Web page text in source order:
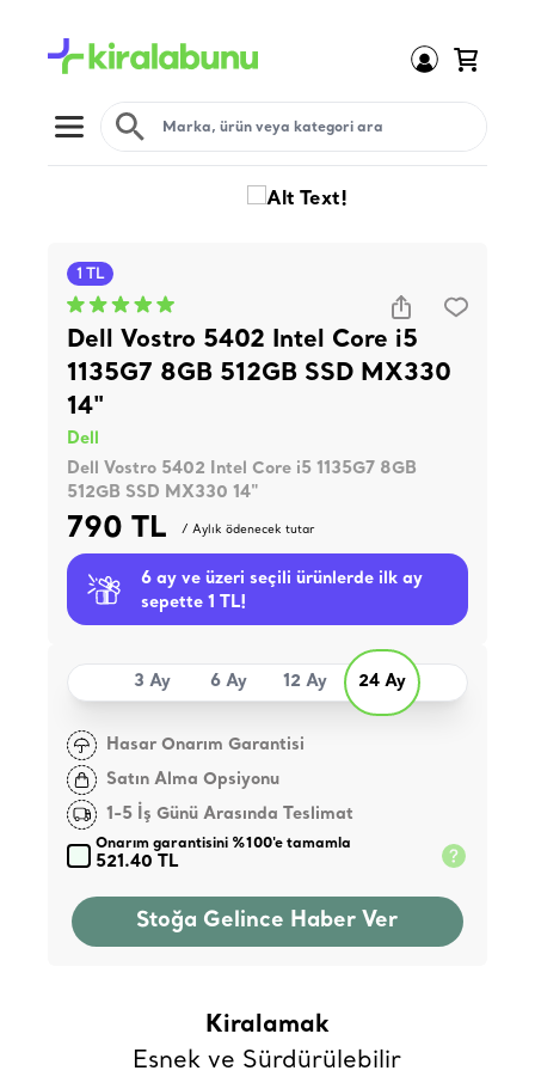
Open menu
1 TL
Dell Vostro 5402 Intel Core i5
1135G7 8GB 512GB SSD MX330
14"
Dell
Dell Vostro 5402 Intel Core i5 1135G7 8GB
512GB SSD MX330 14"
790 TL / Aylık ödenecek tutar
6 ay ve üzeri seçili ürünlerde ilk ay
sepette 1 TL!
3 Ay 6 Ay 12 Ay 24 Ay
Hasar Onarım Garantisi
Satın Alma Opsiyonu
1-5 İş Günü Arasında Teslimat
Onarım garantisini %100'e tamamla
521.40 TL
Stoğa Gelince Haber Ver
Kiralamak
Esnek ve Sürdürülebilir